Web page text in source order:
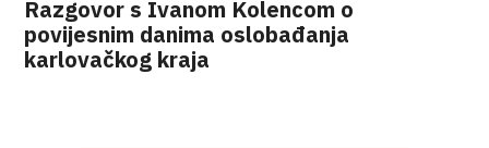
Razgovor s Ivanom Kolencom o
povijesnim danima oslobađanja
karlovačkog kraja